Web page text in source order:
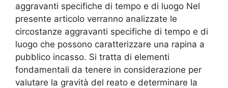
aggravanti specifiche di tempo e di luogo Nel
presente articolo verranno analizzate le
circostanze aggravanti specifiche di tempo e di
luogo che possono caratterizzare una rapina a
pubblico incasso. Si tratta di elementi
fondamentali da tenere in considerazione per
valutare la gravità del reato e determinare la